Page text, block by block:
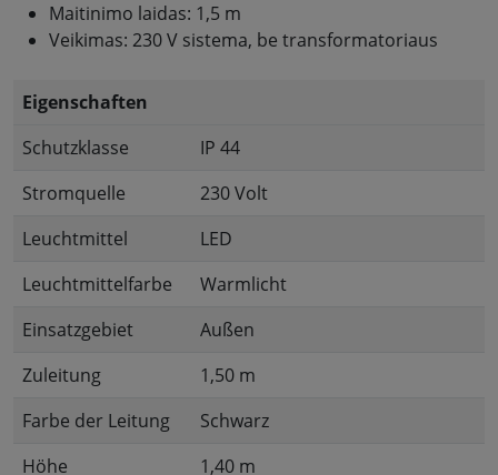
Maitinimo laidas: 1,5 m
Veikimas: 230 V sistema, be transformatoriaus
Eigenschaften
Schutzklasse
IP 44
Stromquelle
230 Volt
Leuchtmittel
LED
Leuchtmittelfarbe
Warmlicht
Einsatzgebiet
Außen
Zuleitung
1,50 m
Farbe der Leitung
Schwarz
Höhe
1,40 m